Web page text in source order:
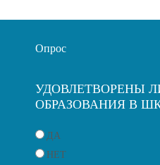
Опрос
УДОВЛЕТВОРЕНЫ
ОБРАЗОВАНИЯ В
ДА
НЕТ